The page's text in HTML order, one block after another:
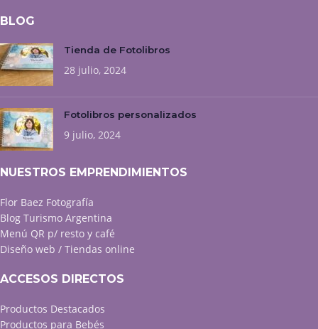
BLOG
Tienda de Fotolibros
28 julio, 2024
Fotolibros personalizados
9 julio, 2024
NUESTROS EMPRENDIMIENTOS
Flor Baez Fotografía
Blog Turismo Argentina
Menú QR p/ resto y café
Diseño web / Tiendas online
ACCESOS DIRECTOS
Productos Destacados
Productos para Bebés